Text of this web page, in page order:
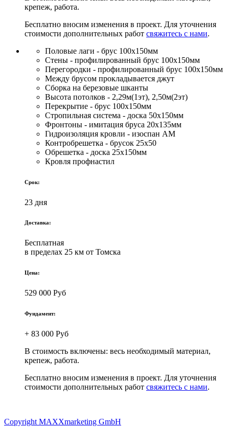
крепеж, работа.
Бесплатно вносим изменения в проект. Для уточнения
стоимости дополнительных работ свяжитесь с нами.
Половые лаги - брус 100х150мм
Стены - профилированный брус 100х150мм
Перегородки - профилированный брус 100х150мм
Между брусом прокладывается джут
Сборка на березовые шканты
Высота потолков - 2,29м(1эт), 2,50м(2эт)
Перекрытие - брус 100х150мм
Стропильная система - доска 50х150мм
Фронтоны - имитация бруса 20х135мм
Гидроизоляция кровли - изоспан АМ
Контробрешетка - брусок 25х50
Обрешетка - доска 25х150мм
Кровля профнастил
Срок:
23 дня
Доставка:
Бесплатная
в пределах 25 км от Томска
Цена:
529 000 Руб
Фундамент:
+ 83 000 Руб
В стоимость включены: весь необходимый материал,
крепеж, работа.
Бесплатно вносим изменения в проект. Для уточнения
стоимости дополнительных работ свяжитесь с нами.
Copyright MAXXmarketing GmbH